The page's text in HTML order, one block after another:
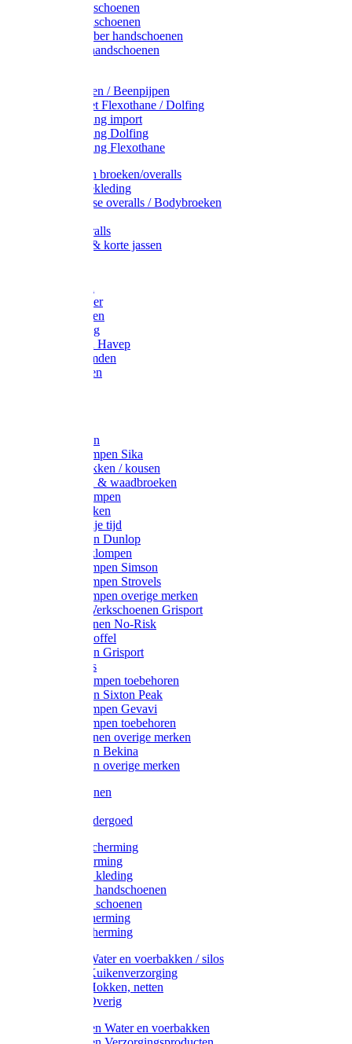
Latex handschoenen
Leren handschoenen
PVC / Rubber handschoenen
Katoenen handschoenen
Plukmouwen / Beenpijpen
Reparatieset Flexothane / Dolfing
Regenkleding import
Regenkleding Dolfing
Regenkleding Flexothane
Toebehoren broeken/overalls
Signalisatiekleding
Amerikaanse overalls / Bodybroeken
Kinderoveralls
Stofjassen & korte jassen
Bodywarmer
Werkbroeken
Zaagkleding
Werkjassen Havep
Thermohemden
Overhemden
Werksokken
Schoenklompen Sika
Thermo sokken / kousen
Lieslaarzen & waadbroeken
Houten klompen
Wandelsokken
Laarzen vrije tijd
Werklaarzen Dunlop
Kunststof klompen
Schoenklompen Simson
Schoenklompen Strovels
Schoenklompen overige merken
Wandel-/ Werkschoenen Grisport
Werkschoenen No-Risk
Klomppantoffel
Werklaarzen Grisport
Accessoires
Houten klompen toebehoren
Werklaarzen Sixton Peak
Schoenklompen Gevavi
Schoenklompen toebehoren
Werkschoenen overige merken
Werklaarzen Bekina
Werklaarzen overige merken
Handschoenen
Thermo ondergoed
Gehoorbescherming
Oogbescherming
Disposable kleding
Disposable handschoenen
Disposable schoenen
Mondbescherming
Hoofdbescherming
Pluimvee Water en voerbakken / silos
Pluimvee Kuikenverzorging
Pluimvee Hokken, netten
Pluimvee Overig
Knaagdieren Water en voerbakken